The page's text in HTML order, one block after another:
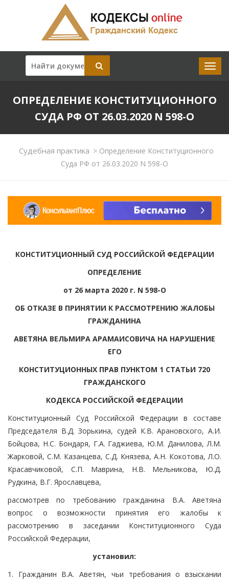
ОПРЕДЕЛЕНИЕ КОНСТИТУЦИОННОГО
СУДА РФ ОТ 26.03.2020 N 598-О
Судебная практика > Определение Конституционного
Суда РФ от 26.03.2020 N 598-О
КОНСТИТУЦИОННЫЙ СУД РОССИЙСКОЙ ФЕДЕРАЦИИ
ОПРЕДЕЛЕНИЕ
от 26 марта 2020 г. N 598-О
ОБ ОТКАЗЕ В ПРИНЯТИИ К РАССМОТРЕНИЮ ЖАЛОБЫ
ГРАЖДАНИНА
АВЕТЯНА ВЕЛЬМИРА АРАМАИСОВИЧА НА НАРУШЕНИЕ
ЕГО
КОНСТИТУЦИОННЫХ ПРАВ ПУНКТОМ 1 СТАТЬИ 720
ГРАЖДАНСКОГО
КОДЕКСА РОССИЙСКОЙ ФЕДЕРАЦИИ
Конституционный Суд Российской Федерации в составе
Председателя В.Д. Зорькина, судей К.В. Арановского, А.И.
Бойцова, Н.С. Бондаря, Г.А. Гаджиева, Ю.М. Данилова, Л.М.
Жарковой, С.М. Казанцева, С.Д. Князева, А.Н. Кокотова, Л.О.
Красавчиковой, С.П. Маврина, Н.В. Мельникова, Ю.Д.
Рудкина, В.Г. Ярославцева,
рассмотрев по требованию гражданина В.А. Аветяна
вопрос о возможности принятия его жалобы к
рассмотрению в заседании Конституционного Суда
Российской Федерации,
установил:
1. Гражданин В.А. Аветян, чьи требования о взыскании